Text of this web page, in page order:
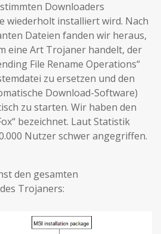
Downloaders
wiederholt installiert wird. Nach
Dateien fanden wir heraus,
eine Art Trojaner handelt, der
File Rename Operations“
zu ersetzen und den
Download-Software)
zu starten. Wir haben den
bezeichnet. Laut Statistik
Nutzer schwer angegriffen.
den gesamten
Trojaners: